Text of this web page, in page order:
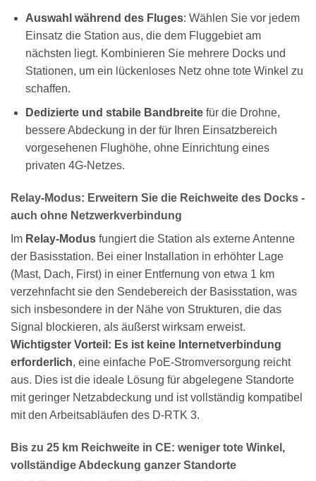
Auswahl während des Fluges: Wählen Sie vor jedem
Einsatz die Station aus, die dem Fluggebiet am
nächsten liegt. Kombinieren Sie mehrere Docks und
Stationen, um ein lückenloses Netz ohne tote Winkel zu
schaffen.
Dedizierte und stabile Bandbreitefür die Drohne,
bessere Abdeckung in der für Ihren Einsatzbereich
vorgesehenen Flughöhe, ohne Einrichtung eines
privaten 4G-Netzes.
Relay-Modus: Erweitern Sie die Reichweite des Docks -
auch ohne Netzwerkverbindung
Im Relay-Modus fungiert die Station als externe Antenne
der Basisstation. Bei einer Installation in erhöhter Lage
(Mast, Dach, First) in einer Entfernung von etwa 1 km
verzehnfacht sie den Sendebereich der Basisstation, was
sich insbesondere in der Nähe von Strukturen, die das
Signal blockieren, als äußerst wirksam erweist.
Wichtigster Vorteil: Es ist keine Internetverbindung
erforderlich, eine einfache PoE-Stromversorgung reicht
aus. Dies ist die ideale Lösung für abgelegene Standorte
mit geringer Netzabdeckung und ist vollständig kompatibel
mit den Arbeitsabläufen des D-RTK 3.
Bis zu 25 km Reichweite in CE: weniger tote Winkel,
vollständige Abdeckung ganzer Standorte